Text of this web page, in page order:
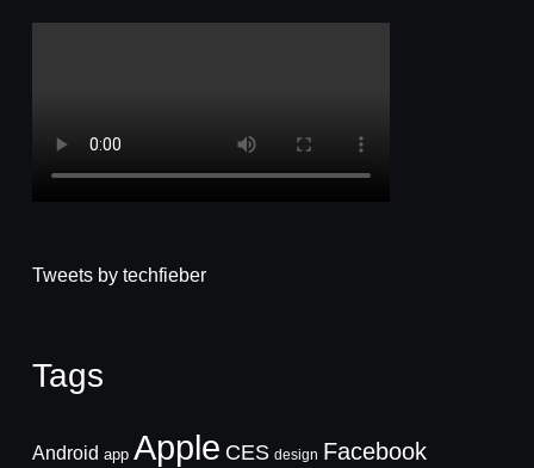
Tweets by techfieber
Tags
Android app Apple CES design Facebook